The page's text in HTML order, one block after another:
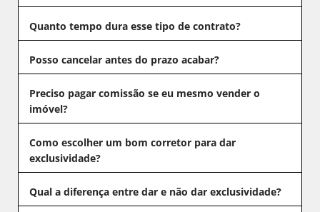
Quanto tempo dura esse tipo de contrato?
Posso cancelar antes do prazo acabar?
Preciso pagar comissão se eu mesmo vender o
imóvel?
Como escolher um bom corretor para dar
exclusividade?
Qual a diferença entre dar e não dar exclusividade?